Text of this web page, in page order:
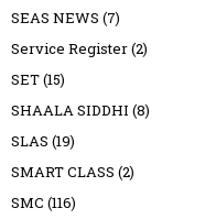
SEAS NEWS (7)
Service Register(2)
SET(15)
SHAALA SIDDHI (8)
SLAS (19)
SMART CLASS (2)
SMC (116)